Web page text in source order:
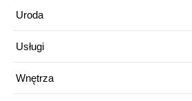
Uroda
Usługi
Wnętrza